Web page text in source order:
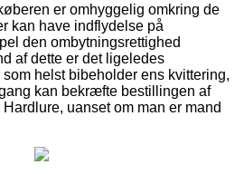
er omhyggelig omkring de
kan have indflydelse på
den ombytningsrettighed
af dette er det ligeledes
helst bibeholder ens kvittering,
kan bekræfte bestillingen af
uanset om man er mand